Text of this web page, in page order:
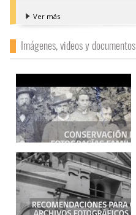
Ver más
Imágenes, videos y documentos